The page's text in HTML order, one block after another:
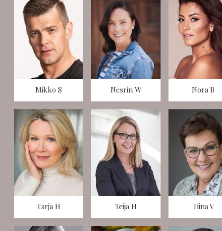
Mikko S Nesrin W Nora B
Tarja H Teija H Tiina V